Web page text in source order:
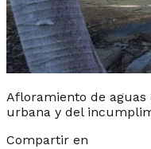
Afloramiento de aguas
urbana y del
Compartir en